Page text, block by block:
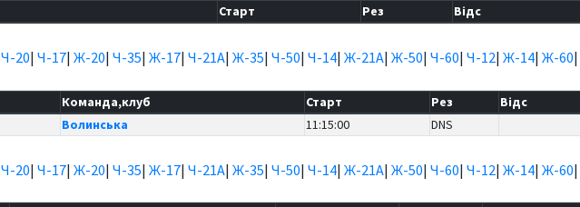
Старт Рез Відс
Ч-20| Ч-17| Ж-20| Ч-35| Ж-17| Ч-21А| Ж-35| Ч-50| Ч-14| Ж-21А| Ж-50| Ч-60| Ч-12| Ж-14| Ж-60|
Команда,клуб Старт Рез
Відс
Волинська 11:15:00 DNS
Ч-20| Ч-17| Ж-20| Ч-35| Ж-17| Ч-21А| Ж-35| Ч-50| Ч-14| Ж-21А| Ж-50| Ч-60| Ч-12| Ж-14| Ж-60|